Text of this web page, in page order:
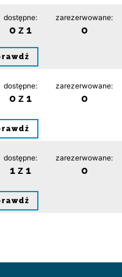
dostępne:
0 z 1
zarezerwowane:
0
dostępne:
0 z 1
zarezerwowane:
0
dostępne:
1 z 1
zarezerwowane:
0